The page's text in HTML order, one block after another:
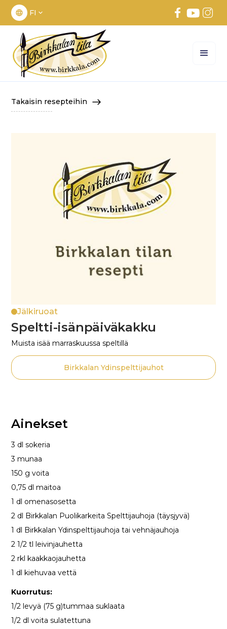
FI
Takaisin resepteihin
Jälkiruoat
Speltti-isänpäiväkakku
Muista isää marraskuussa speltillä
Birkkalan Ydinspelttijauhot
Ainekset
3 dl sokeria
3 munaa
150 g voita
0,75 dl maitoa
1 dl omenasosetta
2 dl Birkkalan Puolikarkeita Spelttijauhoja (täysjyvä)
1 dl Birkkalan Ydinspelttijauhoja tai vehnäjauhoja
2 1/2 tl leivinjauhetta
2 rkl kaakkaojauhetta
1 dl kiehuvaa vettä
Kuorrutus:
1/2 levyä (75 g)tummaa suklaata
1/2 dl voita sulatettuna